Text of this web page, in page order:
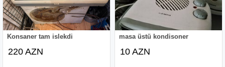
Konsaner tam islekdi
220 AZN
masa üstü kondisoner
10 AZN